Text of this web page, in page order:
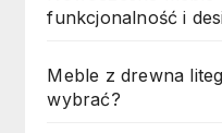
funkcjonalność i
Meble z drewna
wybrać?